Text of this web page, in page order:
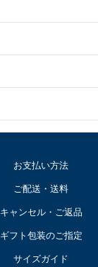
お支払い方法
ご配送・送料
キャンセル・ご返品
ギフト包装のご指定
サイズガイド